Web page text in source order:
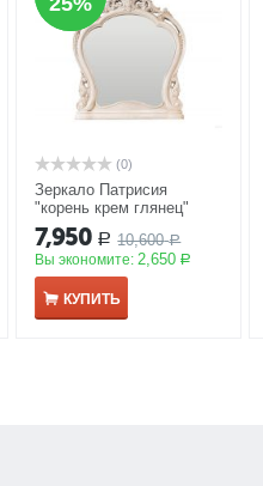
(0)
Зеркало Патрисия
"корень крем глянец"
ППУ АКЦИЯ
7,950 Р 10,600 Р
Вы экономите:2,650 Р
КУПИТЬ